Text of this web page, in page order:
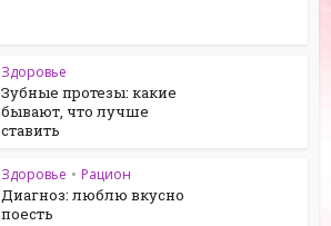
Здоровье
Зубные протезы: какие
бывают, что лучше
ставить
Здоровье • Рацион
Диагноз: люблю вкусно
поесть